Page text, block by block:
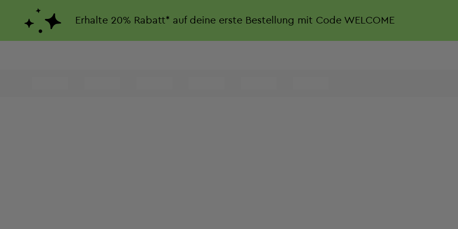
Erhalte 20% Rabatt* auf deine erste Bestellung mit Code WELCOME